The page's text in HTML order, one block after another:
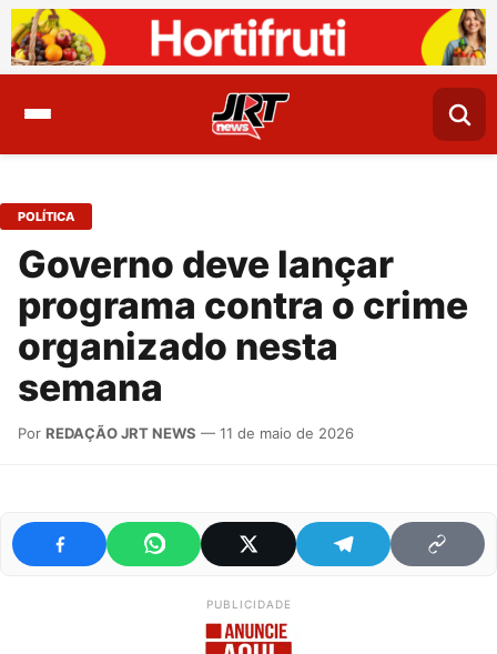
POLÍTICA
Governo deve lançar
programa contra o crime
organizado nesta
semana
Por REDAÇÃO JRT NEWS — 11 de maio de 2026
PUBLICIDADE